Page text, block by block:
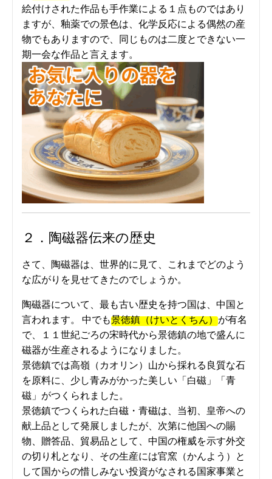
絵付けされた作品も手作業による１点ものではあり
ますが、釉薬での景色は、化学反応による偶然の産
物でもありますので、同じものは二度とできない一
期一会な作品と言えます。
２．陶磁器伝来の歴史
さて、陶磁器は、世界的に見て、これまでどのよう
な広がりを見せてきたのでしょうか。
陶磁器について、最も古い歴史を持つ国は、中国と
言われます。 中でも景徳鎮（けいとくちん）が有名
で、１１世紀ごろの宋時代から景徳鎮の地で盛んに
磁器が生産されるようになりました。
景徳鎮では高嶺（カオリン）山から採れる良質な石
を原料に、少し青みがかった美しい「白磁」「青
磁」がつくられました。
景徳鎮でつくられた白磁・青磁は、当初、皇帝への
献上品として発展しましたが、次第に他国への賜
物、贈答品、貿易品として、中国の権威を示す外交
の切り札となり、その生産には官窯（かんよう）と
して国からの惜しみない投資がなされる国家事業と